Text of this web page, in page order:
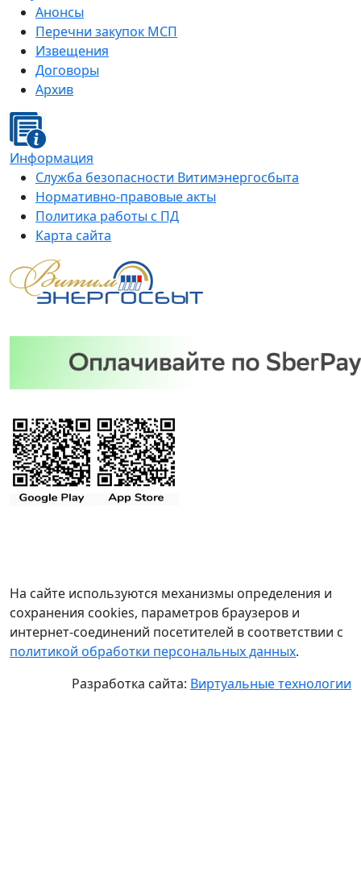
Анонсы
Перечни закупок МСП
Извещения
Договоры
Архив
Информация
Служба безопасности Витимэнергосбыта
Нормативно-правовые акты
Политика работы с ПД
Карта сайта
На сайте используются механизмы определения и
сохранения cookies, параметров браузеров и
интернет-соединений посетителей в соответствии с
политикой обработки персональных данных.
Разработка сайта: Виртуальные технологии